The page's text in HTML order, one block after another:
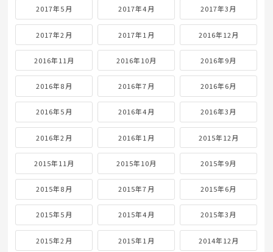
2017年5月 2017年4月 2017年3月
2017年2月 2017年1月 2016年12月
2016年11月 2016年10月 2016年9月
2016年8月 2016年7月 2016年6月
2016年5月 2016年4月 2016年3月
2016年2月 2016年1月 2015年12月
2015年11月 2015年10月 2015年9月
2015年8月 2015年7月 2015年6月
2015年5月 2015年4月 2015年3月
2015年2月 2015年1月 2014年12月